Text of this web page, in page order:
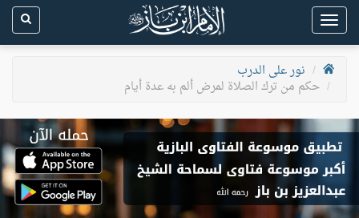
Toggle
navigation
نور على الدرب
حكم من ترك الصلاة لمرض ألم به عدة أيام